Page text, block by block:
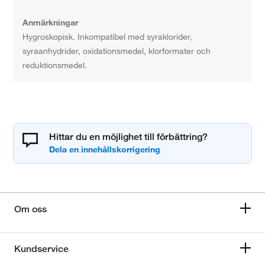
Anmärkningar
Hygroskopisk. Inkompatibel med syraklorider,
syraanhydrider, oxidationsmedel, klorformater och
reduktionsmedel.
Hittar du en möjlighet till förbättring?
Om oss
Kundservice